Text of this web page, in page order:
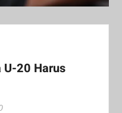
U-20 Harus